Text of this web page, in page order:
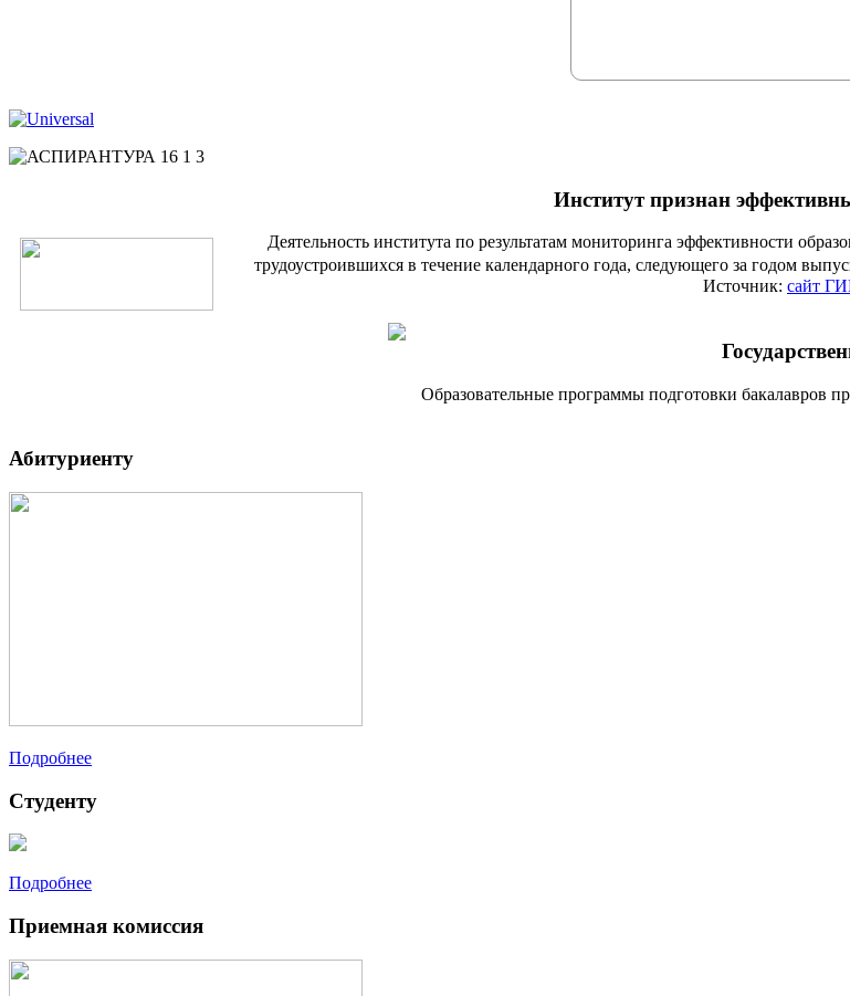
Институт признан
Деятельность института по результатам мониторинга эффективности
трудоустроившихся в течение календарного года, следующего за годом
Источник: сайт
Образовательные программы подготовки бакалавров
Абитуриенту
Подробнее
Студенту
Подробнее
Приемная комиссия